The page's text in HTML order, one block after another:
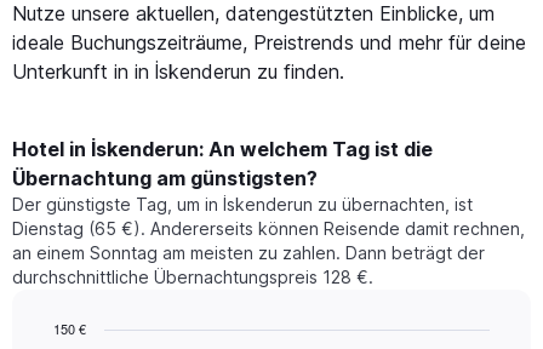
Nutze unsere aktuellen, datengestützten Einblicke, um
ideale Buchungszeiträume, Preistrends und mehr für deine
Unterkunft in in İskenderun zu finden.
Hotel in İskenderun: An welchem Tag ist die
Übernachtung am günstigsten?
Der günstigste Tag, um in İskenderun zu übernachten, ist
Dienstag (65 €). Andererseits können Reisende damit rechnen,
an einem Sonntag am meisten zu zahlen. Dann beträgt der
durchschnittliche Übernachtungspreis 128 €.
150 €